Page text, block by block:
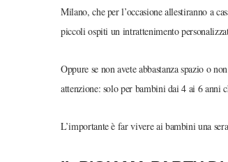
Milano, che per l’occasione allestiranno a
piccoli ospiti un intrattenimento
Oppure se non avete abbastanza spazio o
attenzione: solo per bambini dai 4 ai 6 anni
L’importante è far vivere ai bambini una